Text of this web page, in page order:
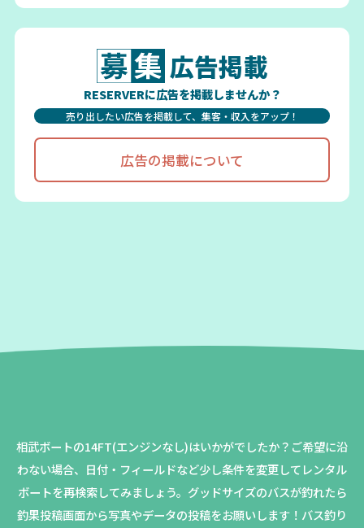
広告掲載
RESERVERに広告を掲載しませんか？
売り出したい広告を掲載して、集客・収入をアップ！
広告の掲載について
相武ボートの14FT(エンジンなし)はいかがでしたか？ ご希望に沿
わない場合、日付・フィールドなど少し条件を変更してレンタル
ボートを再検索してみましょう。 グッドサイズのバスが釣れたら
釣果投稿画面から写真やデータの投稿をお願いします！バス釣り